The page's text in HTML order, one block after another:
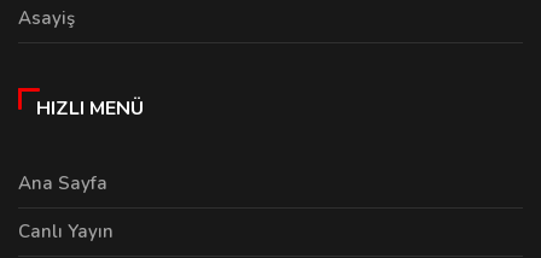
Asayiş
HIZLI MENÜ
Ana Sayfa
Canlı Yayın